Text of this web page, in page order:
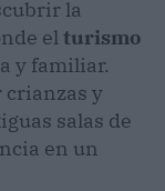
la
elturismo
y familiar.
crianzas y
salas de
en un